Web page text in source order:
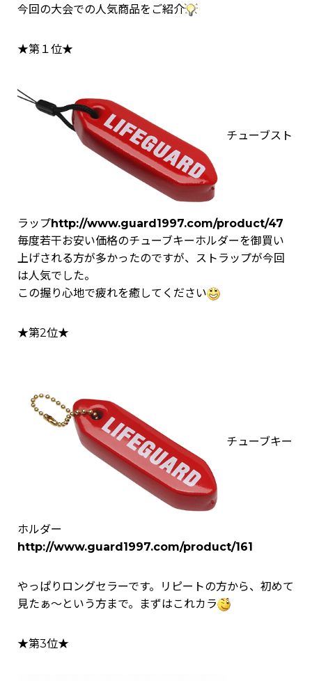
今回の大会での人気商品をご紹介
★第１位★
チューブスト
ラップhttp://www.guard1997.com/product/47
毎度若干お安い価格のチューブキーホルダーを御買い
上げされる方が多かったのですが、ストラップが今回
は人気でした。
この握り心地で疲れを癒してください
★第2位★
チューブキー
ホルダー
http://www.guard1997.com/product/161
やっぱりロングセラーです。リピートの方から、初めて
見たぁ～という方まで。まずはこれカラ
★第3位★